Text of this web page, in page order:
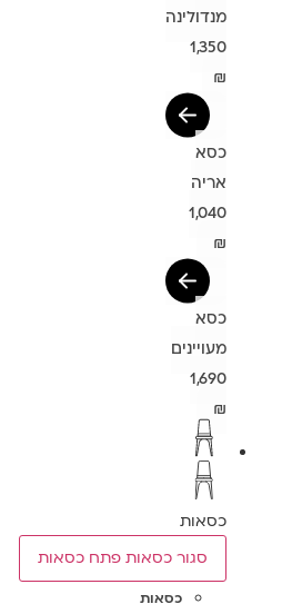
מנדולינה
1,350
₪
כסא
אריה
1,040
₪
כסא
מעויינים
1,690
₪
כסאות
סגור כסאות פתח כסאות
כסאות